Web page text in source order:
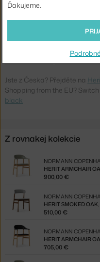
Sedák:
Kód produktu
NCP-1401035
Jste z Česka? Přejděte na
Shopping from the EU?
black
Z rovnakej kolekcie
HERIT ARMCHAIR
NORMANN
900,00 €
HERIT SMOKED
NORMANN
510,00 €
HERIT ARMCHAIR
NORMANN
705,00 €
Ďakujeme.